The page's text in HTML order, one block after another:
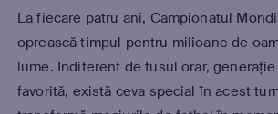
La fiecare patru ani, Campionatul
oprească timpul pentru milioane de
lume. Indiferent de fusul orar,
favorită, există ceva special în acest